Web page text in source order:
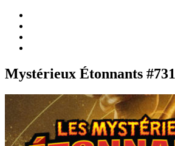
Mystérieux Étonnants #731